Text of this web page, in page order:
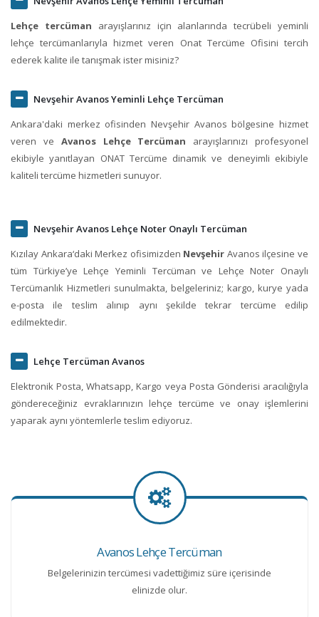
Lehçe tercüman arayışlarınız için alanlarında tecrübeli yeminli
lehçe tercümanlarıyla hizmet veren Onat Tercüme Ofisini tercih
ederek kalite ile tanışmak ister misiniz?
Nevşehir Avanos Yeminli Lehçe Tercüman
Ankara'daki merkez ofisinden Nevşehir Avanos bölgesine hizmet
veren ve Avanos Lehçe Tercüman arayışlarınızı profesyonel
ekibiyle yanıtlayan ONAT Tercüme dinamik ve deneyimli ekibiyle
kaliteli tercüme hizmetleri sunuyor.
Nevşehir Avanos Lehçe Noter Onaylı Tercüman
Kızılay Ankara‘daki Merkez ofisimizden Nevşehir Avanos ilçesine ve
tüm Türkiye’ye Lehçe Yeminli Tercüman ve Lehçe Noter Onaylı
Tercümanlık Hizmetleri sunulmakta, belgeleriniz; kargo, kurye yada
e-posta ile teslim alınıp aynı şekilde tekrar tercüme edilip
edilmektedir.
Lehçe Tercüman Avanos
Elektronik Posta, Whatsapp, Kargo veya Posta Gönderisi aracılığıyla
göndereceğiniz evraklarınızın lehçe tercüme ve onay işlemlerini
yaparak aynı yöntemlerle teslim ediyoruz.
Avanos Lehçe Tercüman
Belgelerinizin tercümesi vadettiğimiz süre içerisinde
elinizde olur.